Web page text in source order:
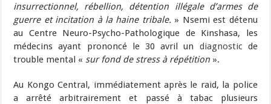
insurrectionnel, rébellion, détention illégale d’armes de
guerre et incitation à la haine tribale. » Nsemi est détenu
au Centre Neuro-Psycho-Pathologique de Kinshasa, les
médecins ayant prononcé le 30 avril un diagnosticde
trouble mental « sur fond de stress à répétition ».
Au Kongo Central, immédiatement après le raid, la police
a arrêté arbitrairement et passé à tabac plusieurs